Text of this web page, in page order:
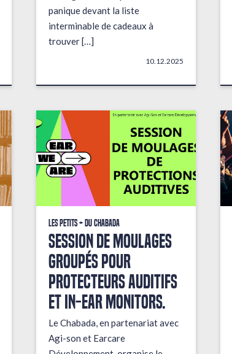
panique devant la liste
interminable de cadeaux à
trouver […]
10.12.2025
Les petits + du Chabada
Session de moulages
groupés pour
protecteurs auditifs
et in-ear monitors.
Le Chabada, en partenariat avec
Agi-son et Earcare